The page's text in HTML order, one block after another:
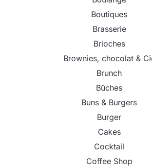
Boutiques
Brasserie
Brioches
Brownies, chocolat &
Brunch
Bûches
Buns & Burgers
Burger
Cakes
Cocktail
Coffee Shop